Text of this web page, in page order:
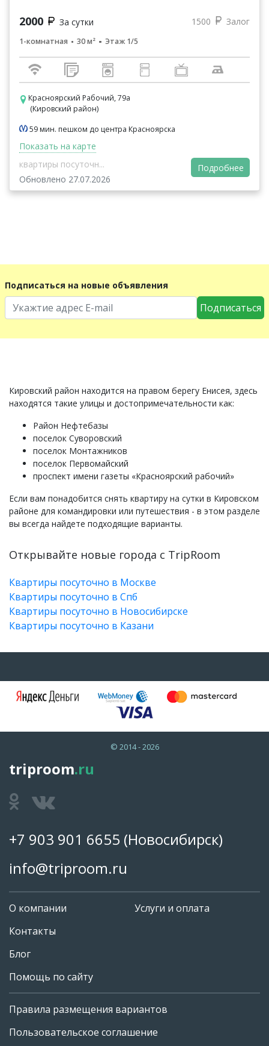
+7 903 901 6655
2000 За сутки 1500 Залог
1-комнатная 30 м² Этаж 1/5
Красноярский Рабочий, 79а
(Кировский район)
59 мин. пешком до центра Красноярска
Показать на карте
квартиры посуточн...
Обновлено 27.07.2026
Подробнее
Подписаться на новые объявления
Подписаться
Кировский район находится на правом берегу Енисея, здесь
находятся такие улицы и достопримечательности как:
Район Нефтебазы
поселок Суворовский
поселок Монтажников
поселок Первомайский
проспект имени газеты «Красноярский рабочий»
Если вам понадобится снять квартиру на сутки в Кировском
районе для командировки или путешествия - в этом разделе
вы всегда найдете подходящие варианты.
Открывайте новые города с TripRoom
Квартиры посуточно в Москве
Квартиры посуточно в Спб
Квартиры посуточно в Новосибирске
Квартиры посуточно в Казани
© 2014 - 2026
triproom.ru
+7 903 901 6655 (Новосибирск)
info@triproom.ru
О компании
Контакты
Блог
Помощь по сайту
Услуги и оплата
Правила размещения вариантов
Пользовательское соглашение